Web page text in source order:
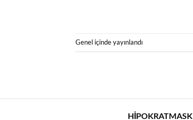
Genel içinde yayınlandı
HİPOKRATMASK